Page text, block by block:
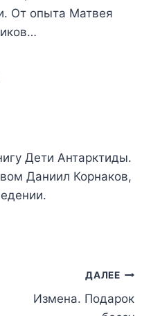
От опыта Матвея
Дети Антарктиды.
Даниил Корнаков,
ДАЛЕЕ
Измена. Подарок